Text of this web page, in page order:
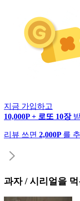
지금 가입하고
10,000P + 로또 10장
리뷰 쓰면 2,000P 를
과자 / 시리얼을